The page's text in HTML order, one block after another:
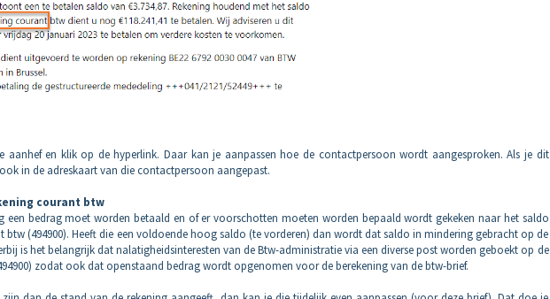
aanhef en klik op de hyperlink. Daar kan je aanpassen hoe de contactpersoon wordt aangesproken. Als je dit
in de adreskaart van die contactpersoon aangepast.
courant btw
een bedrag moet worden betaald en of er voorschotten moeten worden bepaald wordt gekeken naar het saldo
btw (494900). Heeft die een voldoende hoog saldo (te vorderen) dan wordt dat saldo in mindering gebracht op de
is het belangrijk dat nalatigheidsinteresten van de Btw-administratie via een diverse post worden geboekt op de
zodat ook dat openstaand bedrag wordt opgenomen voor de berekening van de btw-brief.